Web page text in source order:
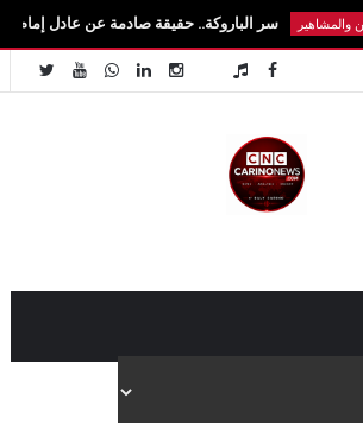
سر الباروكة.. حقيقة صادمة عن عادل إمام وسمير غانم